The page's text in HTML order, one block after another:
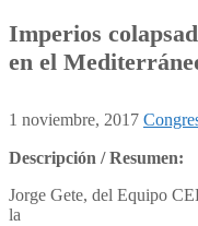
Imperios
en el
1 noviembre, 2017
Descripción / Resumen:
Jorge Gete, del Equipo
la